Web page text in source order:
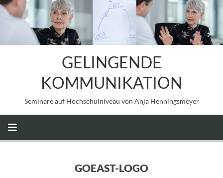
GELINGENDE
KOMMUNIKATION
Seminare auf Hochschulniveau von Anja Henningsmeyer
GOEAST-LOGO